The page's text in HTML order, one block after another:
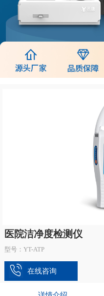
医院洁净度检测仪
型号：YT-ATP
在线咨询